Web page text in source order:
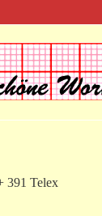
391 Telex